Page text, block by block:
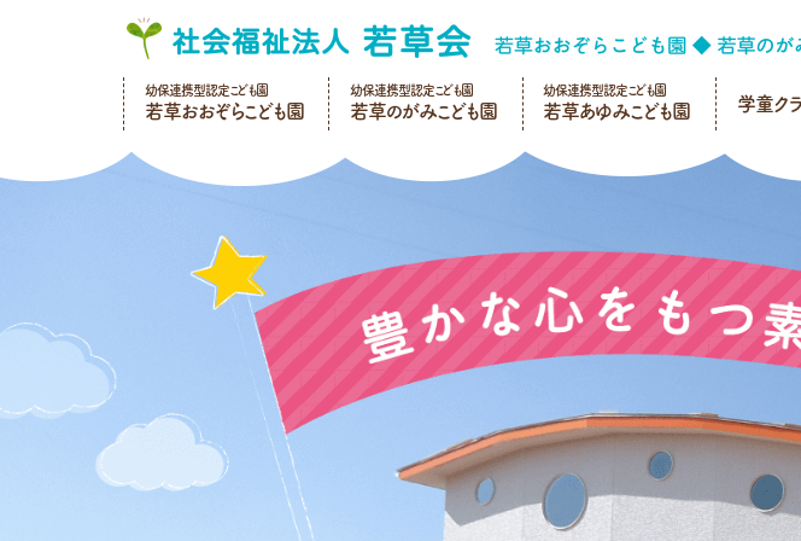
幼保連携型認定こども園
若草おおぞらこども園
幼保連携型認定こども園
若草のがみこども園
幼保連携型認定こども園
若草あゆみこども園 学童ク